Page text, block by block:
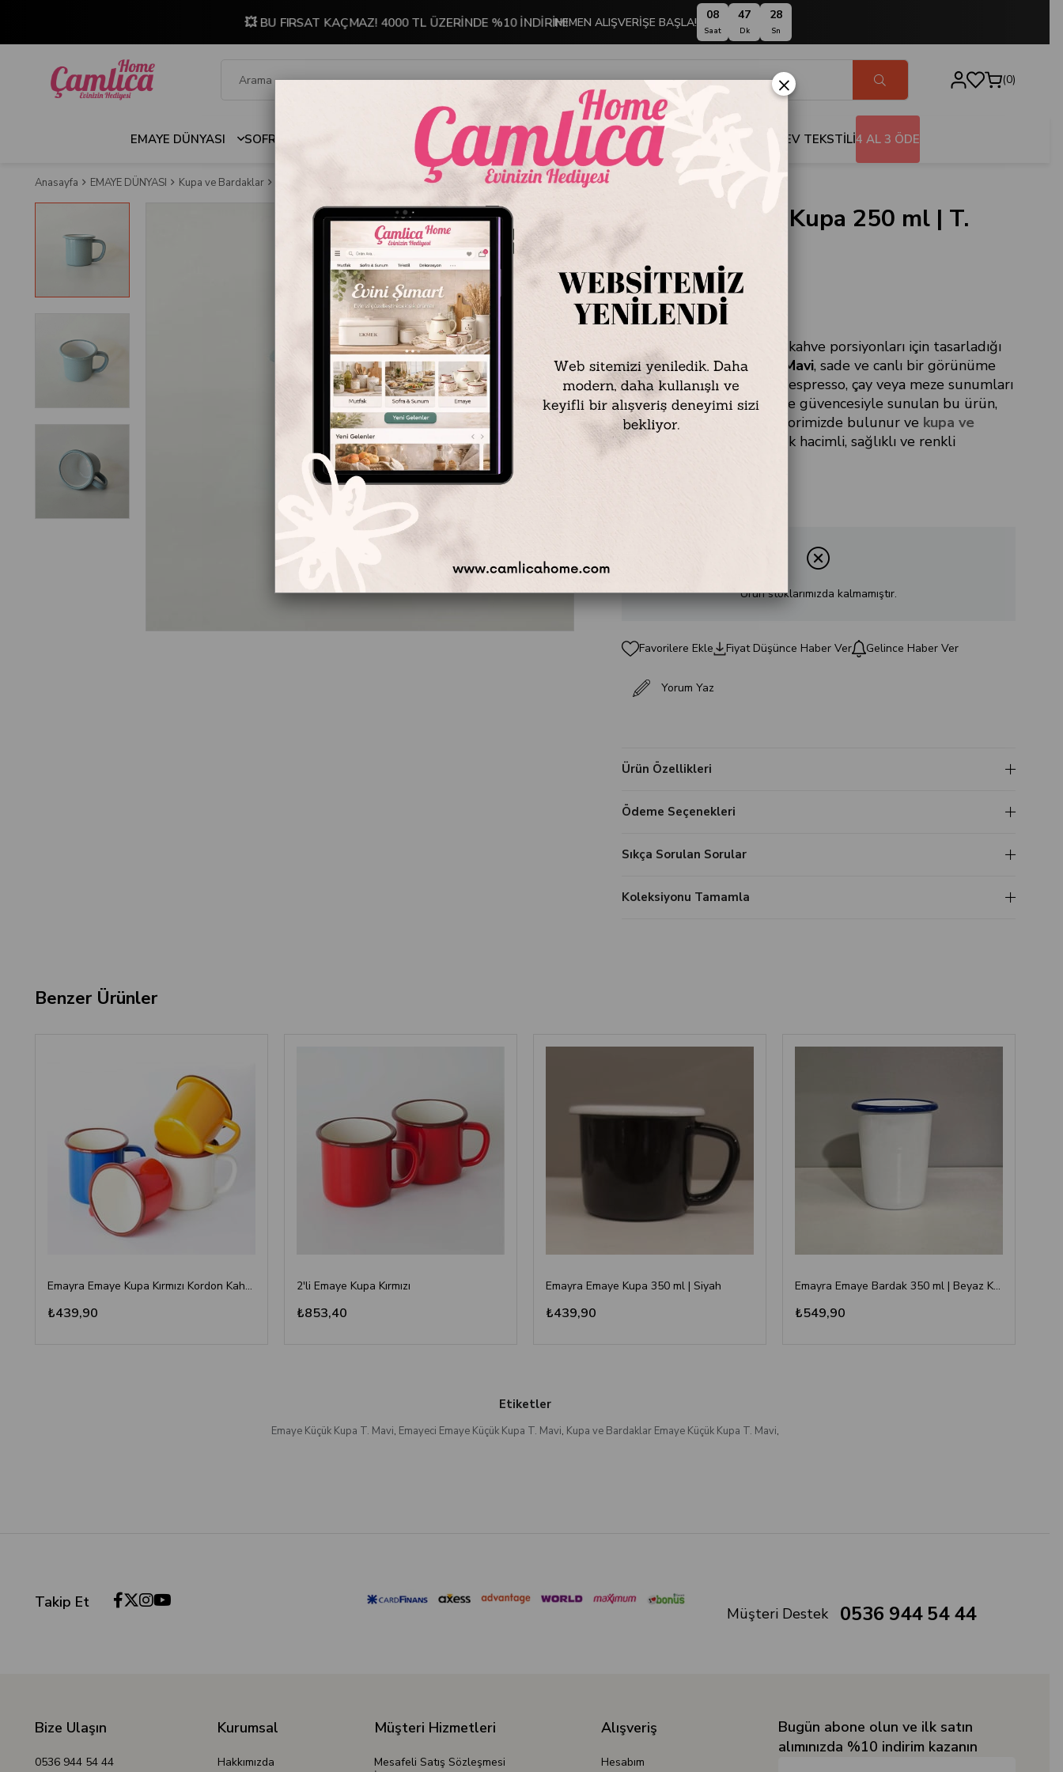
💥 BU FIRSAT KAÇMAZ! 4000 TL ÜZERİNDE %10 İNDİRİM!HEMEN ALIŞVERİŞE BAŞLA! 08
Saat
47
Dk
27
Sn
0
EMAYE DÜNYASI SOFRA & MUTFAK İNDİRİMLİ ÜRÜNLER DEKORASYON TABLO KOLEKSİYONU EV TEKSTİLİ4 AL 3 ÖDE
Anasayfa EMAYE DÜNYASI Kupa ve Bardaklar Emayra Emaye Kupa 250 ml | T. Mavi
Emayra Emaye Kupa 250 ml | T.
Mavi
Stok Kodu
EMYC.CUPKTMV.001
Marka Emayra
markasının küçük kahve porsiyonları için tasarladığı
Emaye Kupa 250 ml | T. Mavi, sade ve canlı bir görünüme
sahiptir. 250 ml hacmiyle espresso, çay veya meze sunumları
için idealdir. Çamlıca Home güvencesiyle sunulan bu ürün,
emaye dünyası
ana kategorimizde bulunur ve kupa ve
bardaklar
grubunda küçük hacimli, sağlıklı ve renkli
Ürün stoklarımızda kalmamıştır.
Favorilere Ekle Fiyat Düşünce Haber Ver Gelince Haber Ver
Yorum Yaz
Ürün Özellikleri
Ödeme Seçenekleri
Sıkça Sorulan Sorular
Koleksiyonu Tamamla
Benzer Ürünler
Emayra Emaye Kupa Kırmızı Kordon Kahve 380 ml | Çamlıca Home
₺439,90
2'li Emaye Kupa Kırmızı
₺853,40
Emayra Emaye Kupa 350 ml | Siyah
₺439,90
Emayra Emaye Bardak 350 ml | Beyaz Kordon Kobalt
₺549,90
Etiketler
Emaye Küçük Kupa T. Mavi, Emayeci Emaye Küçük Kupa T. Mavi, Kupa ve Bardaklar Emaye Küçük Kupa T. Mavi,
Takip Et
Müşteri Destek 0536 944 54 44
Bize Ulaşın
0536 944 54 44
Kurumsal
Hakkımızda
Müşteri Hizmetleri
Mesafeli Satış Sözleşmesi
Alışveriş
Hesabım
Bugün abone olun ve ilk satın
alımınızda %10 indirim kazanın
×